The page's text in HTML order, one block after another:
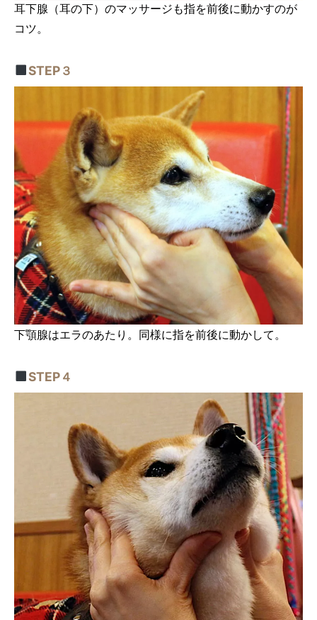
耳下腺（耳の下）のマッサージも指を前後に動かすのが
コツ。
STEP３
下顎腺はエラのあたり。同様に指を前後に動かして。
STEP４